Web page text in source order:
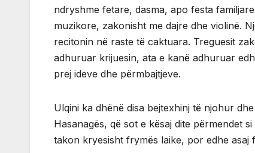
ndryshme fetare, dasma, apo festa
muzikore, zakonisht me dajre dhe violinë.
recitonin në raste të caktuara. Treguesit
adhuruar krijuesin, ata e kanë adhuruar
prej ideve dhe përmbajtjeve.
Ulqini ka dhënë disa bejtexhinj të njohur
Hasanagës, që sot e kësaj dite përmendet
takon kryesisht frymës laike, por edhe asaj